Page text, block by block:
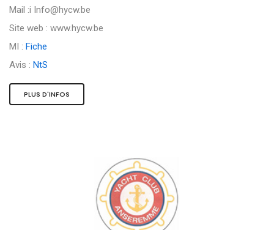
Mail :i Info@hycw.be
Site web : www.hycw.be
MI : Fiche
Avis : NtS
PLUS D'INFOS